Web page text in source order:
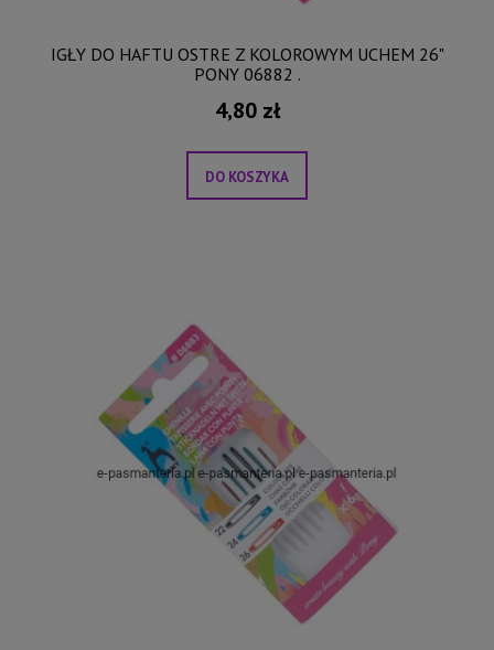
IGŁY DO HAFTU OSTRE Z KOLOROWYM UCHEM 26"
PONY 06882 .
4,80 zł
DO KOSZYKA